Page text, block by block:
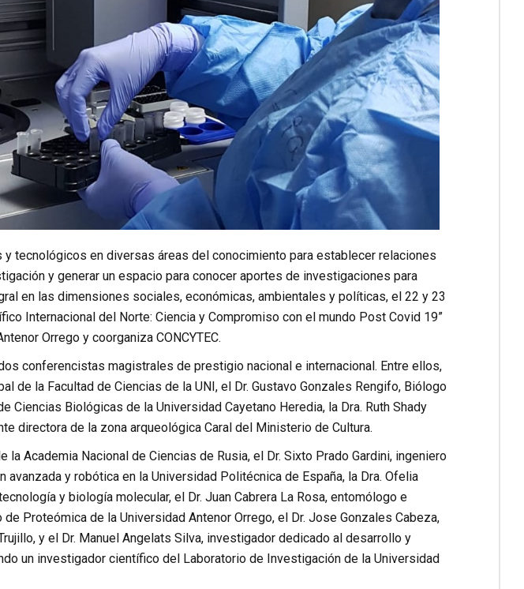
tecnológicos en diversas áreas del conocimiento para establecer relaciones
y generar un espacio para conocer aportes de investigaciones para
en las dimensiones sociales, económicas, ambientales y políticas, el 22 y 23
Internacional del Norte: Ciencia y Compromiso con el mundo Post Covid 19”
Orrego y coorganiza CONCYTEC.
conferencistas magistrales de prestigio nacional e internacional. Entre ellos,
de la Facultad de Ciencias de la UNI, el Dr. Gustavo Gonzales Rengifo, Biólogo
Ciencias Biológicas de la Universidad Cayetano Heredia, la Dra. Ruth Shady
directora de la zona arqueológica Caral del Ministerio de Cultura.
la Academia Nacional de Ciencias de Rusia, el Dr. Sixto Prado Gardini, ingeniero
y robótica en la Universidad Politécnica de España, la Dra. Ofelia
y biología molecular, el Dr. Juan Cabrera La Rosa, entomólogo e
Proteómica de la Universidad Antenor Orrego, el Dr. Jose Gonzales Cabeza,
y el Dr. Manuel Angelats Silva, investigador dedicado al desarrollo y
un investigador científico del Laboratorio de Investigación de la Universidad